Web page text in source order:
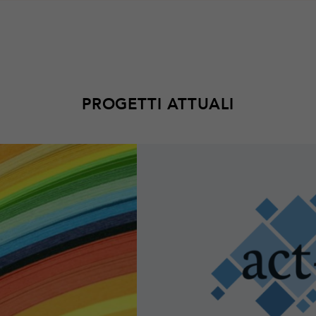
PROGETTI ATTUALI
Per
saperne
di
più